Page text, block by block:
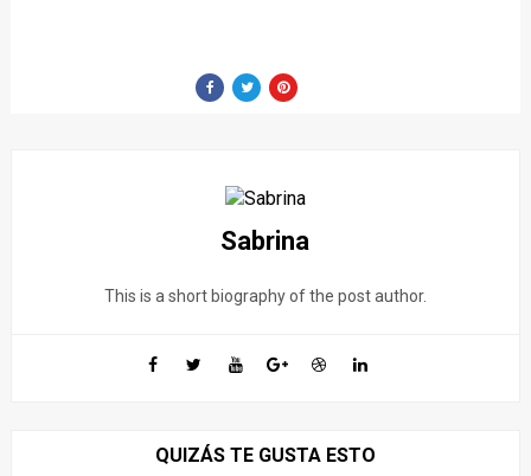
Sabrina
This is a short biography of the post author.
QUIZÁS TE GUSTA ESTO